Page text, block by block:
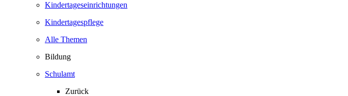
Kindertageseinrichtungen
Kindertagespflege
Alle Themen
Bildung
Schulamt
Zurück